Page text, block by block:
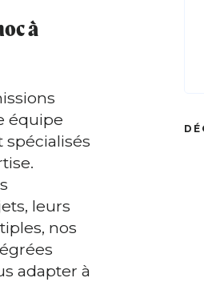
à
équipe
spécialisés
leurs
nos
adapter à